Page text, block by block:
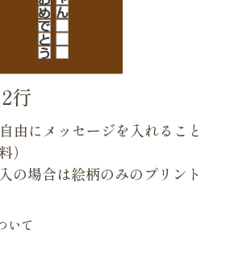
行
由にメッセージを入れること
）
の場合は絵柄のみのプリント
いて